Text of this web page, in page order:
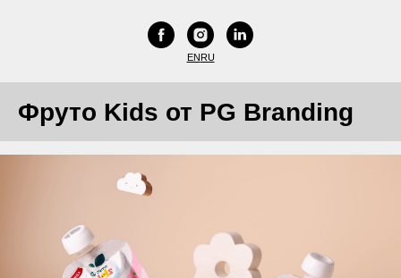
ENRU
Фруто Kids от PG Branding